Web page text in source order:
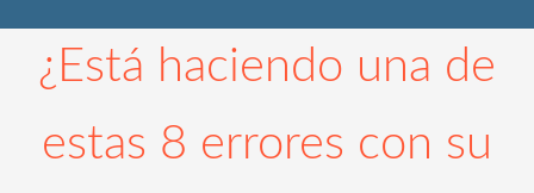
¿Está haciendo una de
estas 8 errores con su